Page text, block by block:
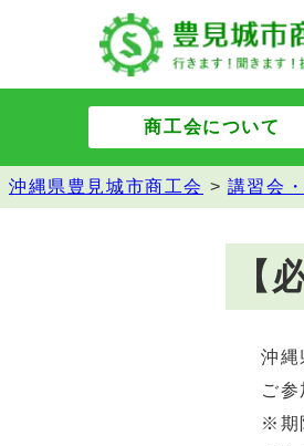
商工会について
沖縄県豊見城市商工会 > 講習会
【
沖縄
ご
※期